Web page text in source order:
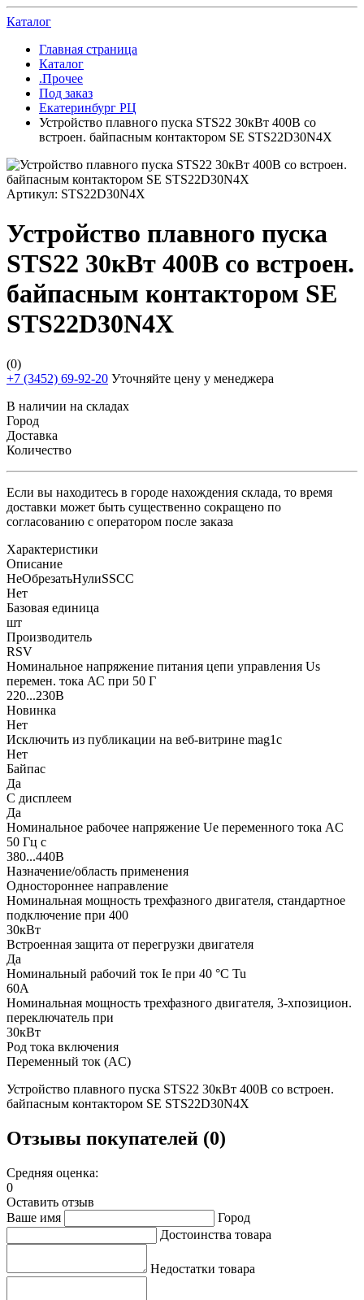
Каталог
Главная страница
Каталог
.Прочее
Под заказ
Екатеринбург РЦ
Устройство плавного пуска STS22 30кВт 400В со
встроен. байпасным контактором SE STS22D30N4X
Артикул: STS22D30N4X
Устройство плавного пуска
STS22 30кВт 400В со встроен.
байпасным контактором SE
STS22D30N4X
(0)
+7 (3452) 69-92-20 Уточняйте цену у менеджера
В наличии на складах
Город
Доставка
Количество
Если вы находитесь в городе нахождения склада, то время
доставки может быть существенно сокращено по
согласованию с оператором после заказа
Характеристики
Описание
НеОбрезатьНулиSSCC
Нет
Базовая единица
шт
Производитель
RSV
Номинальное напряжение питания цепи управления Us
перемен. тока АС при 50 Г
220...230В
Новинка
Нет
Исключить из публикации на веб-витрине mag1c
Нет
Байпас
Да
С дисплеем
Да
Номинальное рабочее напряжение Ue переменного тока AC
50 Гц с
380...440В
Назначение/область применения
Одностороннее направление
Номинальная мощность трехфазного двигателя, стандартное
подключение при 400
30кВт
Встроенная защита от перегрузки двигателя
Да
Номинальный рабочий ток Ie при 40 °C Tu
60А
Номинальная мощность трехфазного двигателя, 3-хпозицион.
переключатель при
30кВт
Род тока включения
Переменный ток (AC)
Устройство плавного пуска STS22 30кВт 400В со встроен.
байпасным контактором SE STS22D30N4X
Отзывы покупателей (0)
Средняя оценка:
0
Оставить отзыв
Ваше имя
Город
Достоинства товара
Недостатки товара